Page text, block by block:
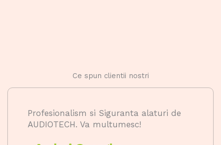
Ce spun clientii nostri
Profesionalism si Siguranta alaturi de
AUDIOTECH. Va multumesc!